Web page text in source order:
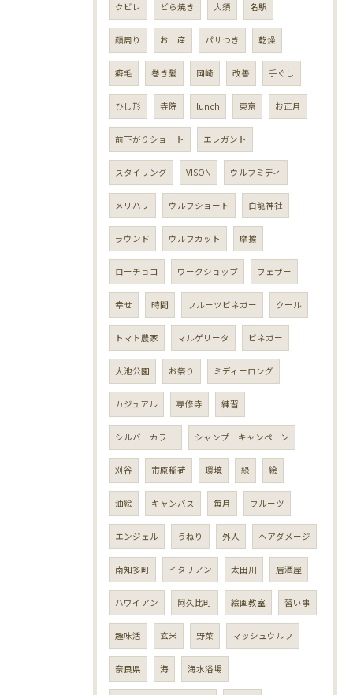
クビレ どら焼き 大須 名駅
顔周り お土産 パサつき 乾燥
癖毛 巻き髪 岡崎 改善 手ぐし
ひし形 寺院 lunch 東京 お正月
前下がりショート エレガント
スタイリング VISON ウルフミディ
メリハリ ウルフショート 白龍神社
ラウンド ウルフカット 摩擦
ローチョコ ワークショップ フェザー
幸せ 時間 フルーツビネガー クール
トマト農家 マルゲリータ ビネガー
大池公園 お祭り ミディーロング
カジュアル 専修寺 練習
シルバーカラー シャンプーキャンペーン
刈谷 市原稲荷 環境 緑 絵
油絵 キャンバス 毎月 フルーツ
エンジェル うねり 外人 ヘアダメージ
南知多町 イタリアン 太田川 居酒屋
ハワイアン 阿久比町 絵画教室 習い事
趣味活 玄米 野菜 マッシュウルフ
奈良県 海 海水浴場